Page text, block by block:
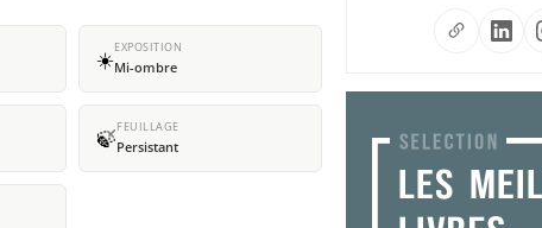
☀️EXPOSITION
Mi-ombre
🍃FEUILLAGE
Persistant